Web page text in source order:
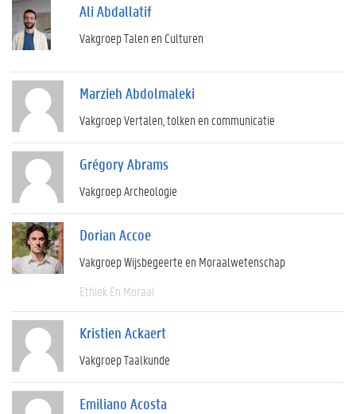
Ali Abdallatif
Vakgroep Talen en Culturen
Marzieh Abdolmaleki
Vakgroep Vertalen, tolken en communicatie
Grégory Abrams
Vakgroep Archeologie
Dorian Accoe
Vakgroep Wijsbegeerte en Moraalwetenschap
Ethiek En Moraal
Kristien Ackaert
Vakgroep Taalkunde
Emiliano Acosta